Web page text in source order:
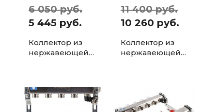
6 050 руб.
5 445 руб.
Коллектор из
нержавеющей
клапаном вып.
воздух...
11 400 руб.
10 260 руб.
Коллектор из
нержавеющей
клапаном вып.
воздух...